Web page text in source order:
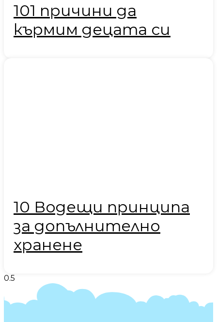
101 причини да
кърмим децата си
10 Водещи принципа
за допълнително
хранене